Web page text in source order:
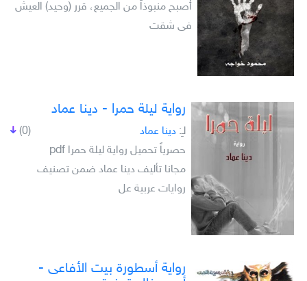
أصبح منبوذاً من الجميع، قرر (وحيد) العيش
فى شقت
رواية ليلة حمرا - دينا عماد
(0) لـِ: دينا عماد
حصرياً تحميل رواية ليلة حمرا pdf
مجانا تأليف دينا عماد ضمن تصنيف
روايات عربية عل
رواية أسطورة بيت الأفاعى -